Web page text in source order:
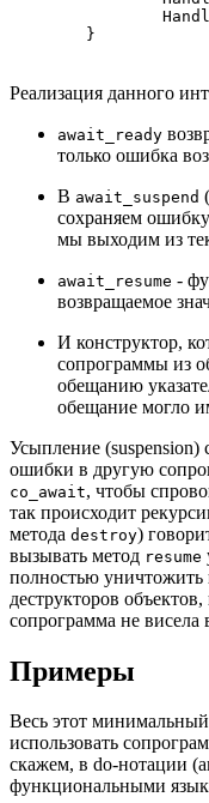
	}
Реализация данного
await_ready
только ошибка
В await_suspend
сохраняем
мы выходим из
await_resume -
возвращаемое
И конструктор,
сопрограммы из
обещанию
обещание могло
Усыпление (suspension)
ошибки в другую
co_await, чтобы
так происходит
метода destroy)
вызывать метод resume
полностью уничтожить
деструкторов
сопрограмма не
Примеры
Весь этот
использовать
скажем, в do-нотации
функциональными